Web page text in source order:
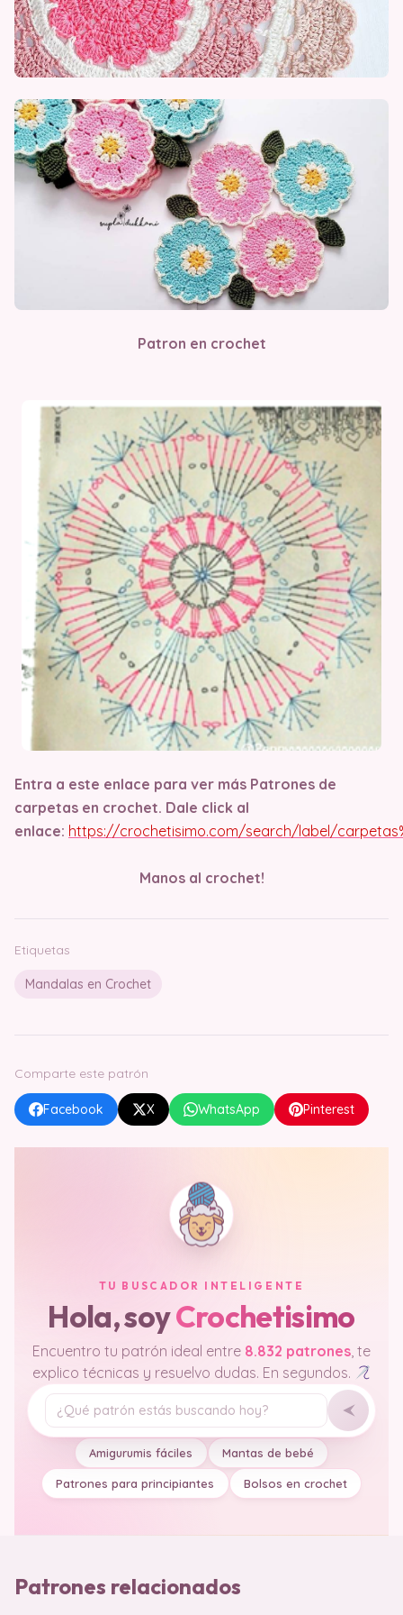
Patron en crochet
Entra a este enlace para ver más Patrones de
carpetas en crochet. Dale click al
enlace: https://crochetisimo.com/search/label/
Manos al crochet!
Etiquetas
Mandalas en Crochet
Comparte este patrón
Facebook X WhatsApp Pinterest
TU BUSCADOR INTELIGENTE
Hola, soyCrochetisimo
Encuentro tu patrón ideal entre 8.832 patrones , te
explico técnicas y resuelvo dudas. En segundos.
Tu pregunta
Amigurumis fáciles Mantas de bebé
Patrones para principiantes Bolsos en crochet
Patrones relacionados